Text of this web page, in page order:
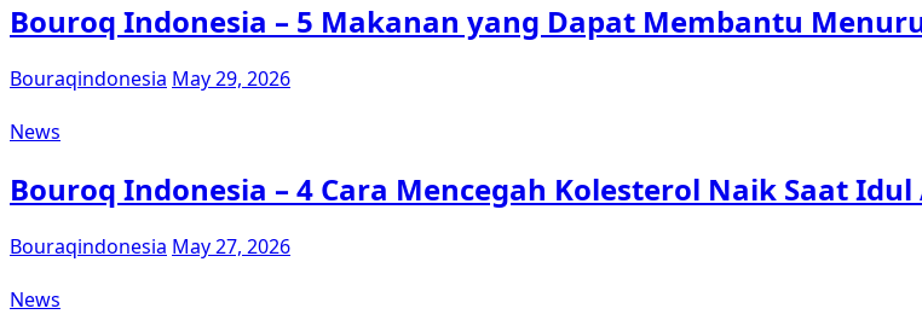
Bouroq Indonesia – 5 Makanan yang Dapat Membantu
Bouraqindonesia May 29, 2026
News
Bouroq Indonesia – 4 Cara Mencegah Kolesterol Naik Saat Idul
Bouraqindonesia May 27, 2026
News